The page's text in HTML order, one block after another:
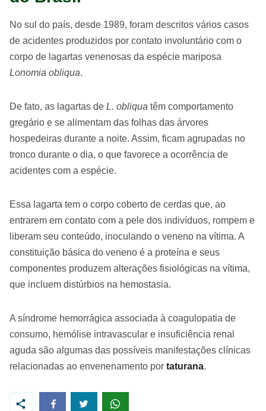
No sul do país, desde 1989, foram descritos vários casos
de acidentes produzidos por contato involuntário com o
corpo de lagartas venenosas da espécie mariposa
Lonomia obliqua.
De fato, as lagartas de L. obliqua têm comportamento
gregário e se alimentam das folhas das árvores
hospedeiras durante a noite. Assim, ficam agrupadas no
tronco durante o dia, o que favorece a ocorrência de
acidentes com a espécie.
Essa lagarta tem o corpo coberto de cerdas que, ao
entrarem em contato com a pele dos indivíduos, rompem e
liberam seu conteúdo, inoculando o veneno na vítima. A
constituição básica do veneno é a proteína e seus
componentes produzem alterações fisiológicas na vítima,
que incluem distúrbios na hemostasia.
A síndrome hemorrágica associada à coagulopatia de
consumo, hemólise intravascular e insuficiência renal
aguda são algumas das possíveis manifestações clínicas
relacionadas ao envenenamento por taturana.